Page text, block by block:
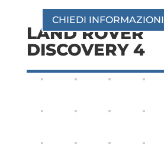
LAND ROVER
DISCOVERY 4
CHIEDI INFORMAZIONI